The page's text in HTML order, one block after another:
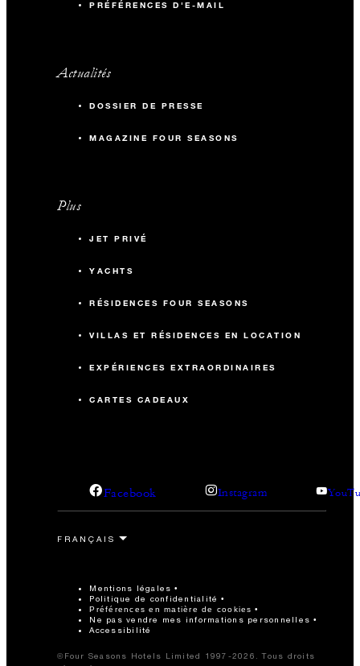
PRÉFÉRENCES D'E-MAIL
Actualités
DOSSIER DE PRESSE
MAGAZINE FOUR SEASONS
Plus
JET PRIVÉ
YACHTS
RÉSIDENCES FOUR SEASONS
VILLAS ET RÉSIDENCES EN LOCATION
EXPÉRIENCES EXTRAORDINAIRES
CARTES CADEAUX
Facebook Instagram
Mentions légales
Politique de confidentialité
Préférences en matière de cookies
Ne pas vendre mes informations personnelles
Accessibilité
©Four Seasons Hotels Limited 1997-2026. Tous droits